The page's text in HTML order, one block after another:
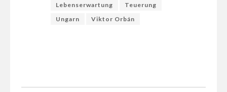
Lebenserwartung
Teuerung
Ungarn
Viktor Orbán